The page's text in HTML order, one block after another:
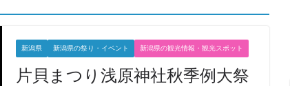
新潟県 新潟県の祭り・イベント 新潟県の観光情報・観光スポット
片貝まつり浅原神社秋季例大祭